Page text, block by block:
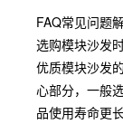
FAQ常见问题
选购模块沙发
优质模块沙发
心部分，一般
品使用寿命更